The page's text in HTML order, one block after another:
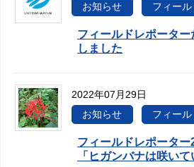
お知らせ
フィー
フィールドレポータ
しました
2022年07月29日
お知らせ
フィー
フィールドレポータ
「ヒガンバナは咲い